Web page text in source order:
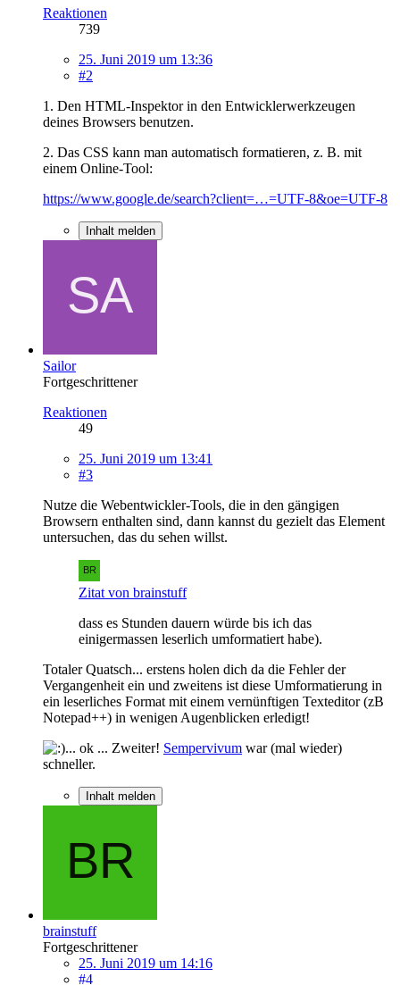
Reaktionen
739
25. Juni 2019 um 13:36
#2
1. Den HTML-Inspektor in den Entwicklerwerkzeugen
deines Browsers benutzen.
2. Das CSS kann man automatisch formatieren, z. B. mit
einem Online-Tool:
https://www.google.de/search?client=…=UTF-8&oe=UTF-8
Inhalt melden
Sailor
Fortgeschrittener
Reaktionen
49
25. Juni 2019 um 13:41
#3
Nutze die Webentwickler-Tools, die in den gängigen
Browsern enthalten sind, dann kannst du gezielt das Element
untersuchen, das du sehen willst.
Zitat von brainstuff
dass es Stunden dauern würde bis ich das
einigermassen leserlich umformatiert habe).
Totaler Quatsch... erstens holen dich da die Fehler der
Vergangenheit ein und zweitens ist diese Umformatierung in
ein leserliches Format mit einem vernünftigen Texteditor (zB
Notepad++) in wenigen Augenblicken erledigt!
... ok ... Zweiter! Sempervivum war (mal wieder)
schneller.
Inhalt melden
brainstuff
Fortgeschrittener
25. Juni 2019 um 14:16
#4